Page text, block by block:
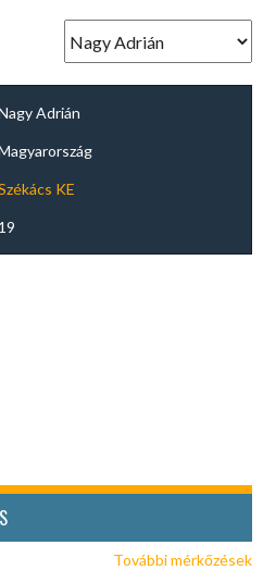
Adrián
KE
19
További mérkőzések